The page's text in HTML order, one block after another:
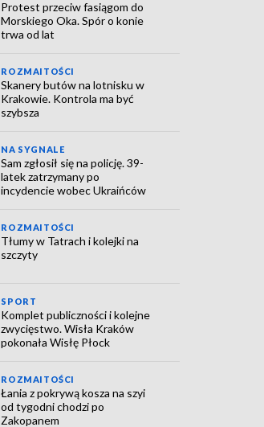
Protest przeciw fasiągom do
Morskiego Oka. Spór o konie
trwa od lat
ROZMAITOŚCI
Skanery butów na lotnisku w
Krakowie. Kontrola ma być
szybsza
NA SYGNALE
Sam zgłosił się na policję. 39-
latek zatrzymany po
incydencie wobec Ukraińców
ROZMAITOŚCI
Tłumy w Tatrach i kolejki na
szczyty
SPORT
Komplet publiczności i kolejne
zwycięstwo. Wisła Kraków
pokonała Wisłę Płock
ROZMAITOŚCI
Łania z pokrywą kosza na szyi
od tygodni chodzi po
Zakopanem